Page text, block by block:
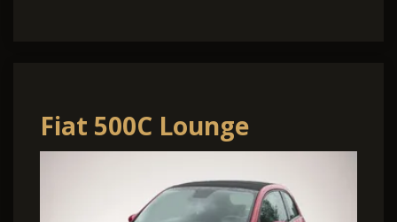
Fiat 500C Lounge
Bluetooth Klima
Einparkhilfe